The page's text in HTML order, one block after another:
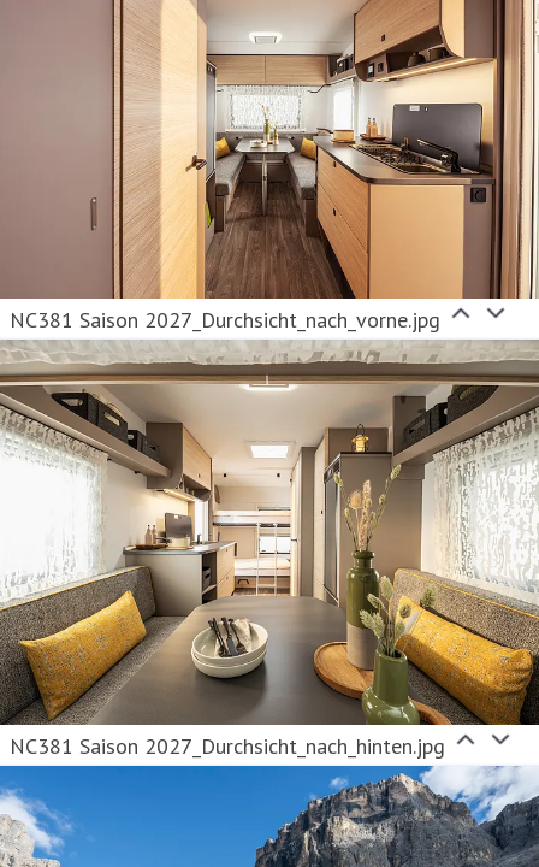
NC381 Saison 2027_Durchsicht_nach_vorne.jpg
NC381 Saison 2027_Durchsicht_nach_hinten.jpg